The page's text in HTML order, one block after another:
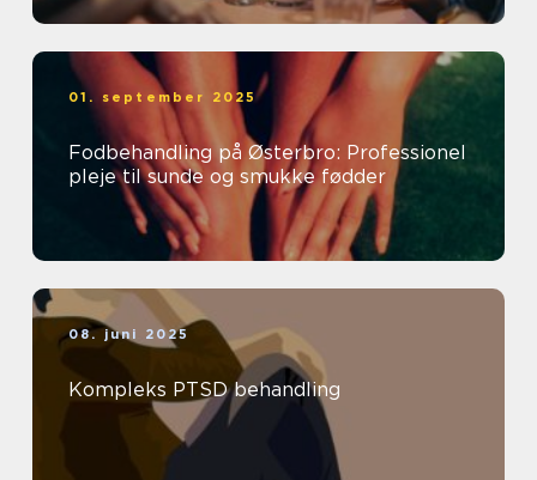
01. september 2025
Fodbehandling på Østerbro: Professionel
pleje til sunde og smukke fødder
08. juni 2025
Kompleks PTSD behandling